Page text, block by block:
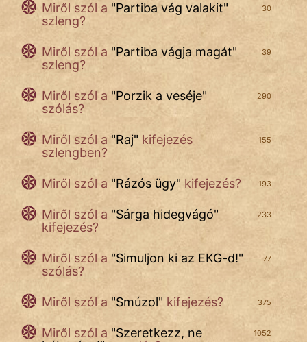
30
Miről szól a "Partiba vág valakit"
szleng?
39
Miről szól a "Partiba vágja magát"
szleng?
290
Miről szól a "Porzik a veséje"
szólás?
155
Miről szól a "Raj" kifejezés
szlengben?
193
Miről szól a "Rázós ügy" kifejezés?
233
Miről szól a "Sárga hidegvágó"
kifejezés?
77
Miről szól a "Simuljon ki az EKG-d!"
szólás?
375
Miről szól a "Smúzol" kifejezés?
1052
Miről szól a "Szeretkezz, ne